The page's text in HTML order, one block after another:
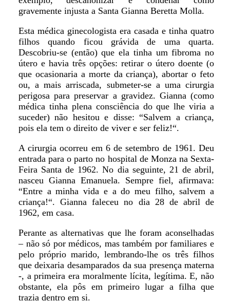
gravemente injusta a Santa Gianna Beretta Molla.
Esta médica ginecologista era casada e tinha quatro
filhos quando ficou grávida de uma quarta.
Descobriu-se (então) que ela tinha um fibroma no
útero e havia três opções: retirar o útero doente (o
que ocasionaria a morte da criança), abortar o feto
ou, a mais arriscada, submeter-se a uma cirurgia
perigosa para preservar a gravidez. Gianna (como
médica tinha plena consciência do que lhe viria a
suceder) não hesitou e disse: “Salvem a criança,
pois ela tem o direito de viver e ser feliz!“.
A cirurgia ocorreu em 6 de setembro de 1961. Deu
entrada para o parto no hospital de Monza na Sexta-
Feira Santa de 1962. No dia seguinte, 21 de abril,
nasceu Gianna Emanuela. Sempre fiel, afirmava:
“Entre a minha vida e a do meu filho, salvem a
criança!“. Gianna faleceu no dia 28 de abril de
1962, em casa.
Perante as alternativas que lhe foram aconselhadas
– não só por médicos, mas também por familiares e
pelo próprio marido, lembrando-lhe os três filhos
que deixaria desamparados da sua presença materna
-, a primeira era moralmente lícita, legítima. E, não
obstante, ela pôs em primeiro lugar a filha que
trazia dentro em si.